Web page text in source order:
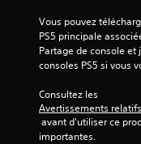
Vous pouvez
PS5 principale
Partage de console et
consoles PS5 si vous
Consultez les
Avertissements
importantes.